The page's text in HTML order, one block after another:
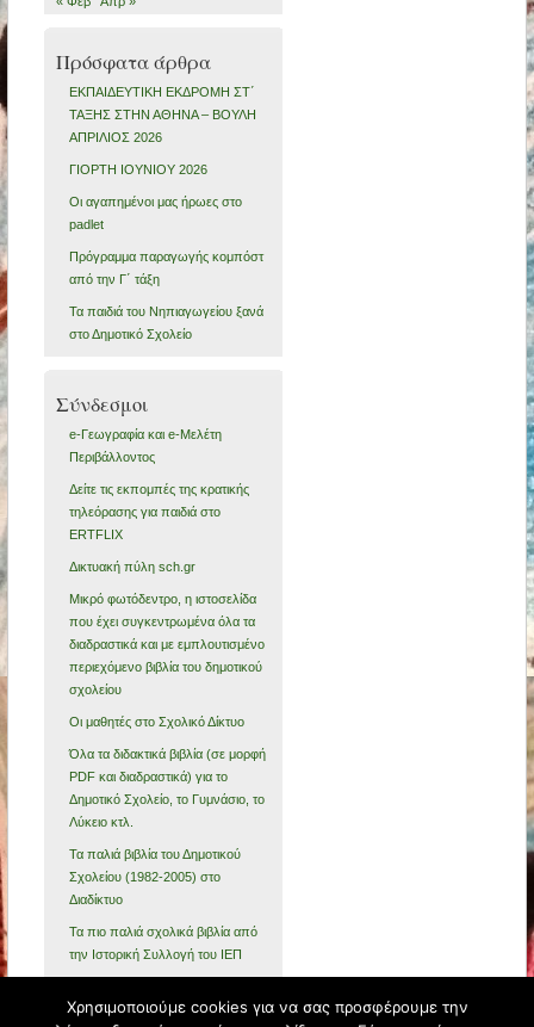
Πρόσφατα άρθρα
ΕΚΠΑΙΔΕΥΤΙΚΗ ΕΚΔΡΟΜΗ ΣΤ΄
ΤΑΞΗΣ ΣΤΗΝ ΑΘΗΝΑ – ΒΟΥΛΗ
ΑΠΡΙΛΙΟΣ 2026
ΓΙΟΡΤΗ ΙΟΥΝΙΟΥ 2026
Οι αγαπημένοι μας ήρωες στο
padlet
Πρόγραμμα παραγωγής κομπόστ
από την Γ΄ τάξη
Τα παιδιά του Νηπιαγωγείου ξανά
στο Δημοτικό Σχολείο
Σύνδεσμοι
e-Γεωγραφία και e-Μελέτη
Περιβάλλοντος
Δείτε τις εκπομπές της κρατικής
τηλεόρασης για παιδιά στο
ERTFLIX
Δικτυακή πύλη sch.gr
Μικρό φωτόδεντρο, η ιστοσελίδα
που έχει συγκεντρωμένα όλα τα
διαδραστικά και με εμπλουτισμένο
περιεχόμενο βιβλία του δημοτικού
σχολείου
Οι μαθητές στο Σχολικό Δίκτυο
Όλα τα διδακτικά βιβλία (σε μορφή
PDF και διαδραστικά) για το
Δημοτικό Σχολείο, το Γυμνάσιο, το
Λύκειο κτλ.
Τα παλιά βιβλία του Δημοτικού
Σχολείου (1982-2005) στο
Διαδίκτυο
Τα πιο παλιά σχολικά βιβλία από
την Ιστορική Συλλογή του ΙΕΠ
Θρησκευμάτων και Αθλητισμού
Χρησιμοποιούμε cookies για να σας προσφέρουμε την